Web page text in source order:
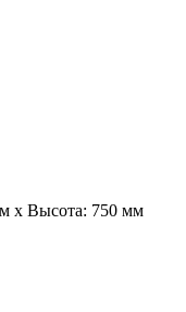
x Высота: 750 мм